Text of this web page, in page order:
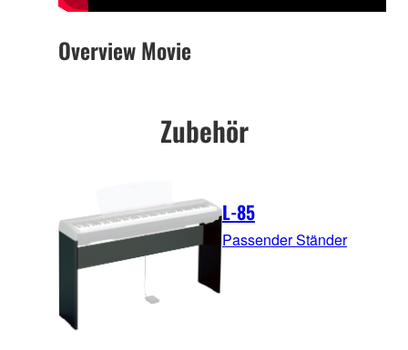
Overview Movie
Zubehör
L-85
Passender Ständer